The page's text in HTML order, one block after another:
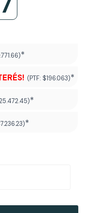
*
(PTF: $196.063)*
*
)*